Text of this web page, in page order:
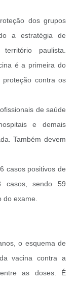
dos grupos
a estratégia de
paulista.
é a primeira do
contra os
de saúde
e demais
Também devem
casos positivos de
casos, sendo 59
exame.
o esquema de
vacina contra a
as doses. É